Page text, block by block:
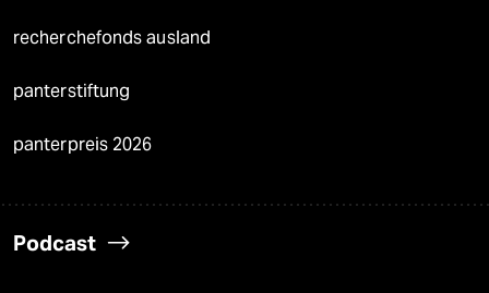
recherchefonds ausland
panterstiftung
panterpreis 2026
Podcast